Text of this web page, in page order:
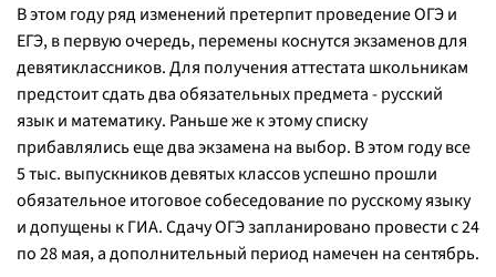
В этом году ряд изменений претерпит проведение ОГЭ и
ЕГЭ, в первую очередь, перемены коснутся экзаменов для
девятиклассников. Для получения аттестата школьникам
предстоит сдать два обязательных предмета - русский
язык и математику. Раньше же к этому списку
прибавлялись еще два экзамена на выбор. В этом году все
5 тыс. выпускников девятых классов успешно прошли
обязательное итоговое собеседование по русскому языку
и допущены к ГИА. Сдачу ОГЭ запланировано провести с 24
по 28 мая, а дополнительный период намечен на сентябрь.